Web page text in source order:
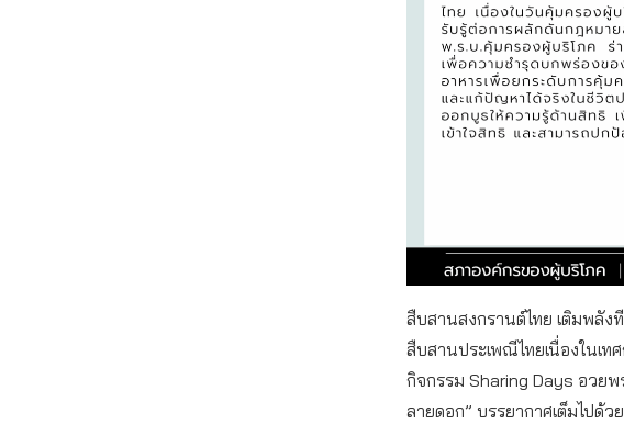
สืบสานสงกรานต์ไทย เติมพลั
สืบสานประเพณีไทยเนื่องในเ
กิจกรรม Sharing Days อวยพ
ลายดอก” บรรยากาศเต็มไปด้